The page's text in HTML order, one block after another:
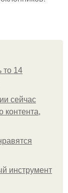
то 14
сейчас
контента,
инструмент